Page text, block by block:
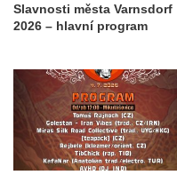
Slavnosti města Varnsdorf
2026 – hlavní program